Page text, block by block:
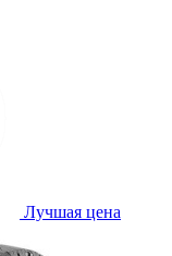
Лучшая цена